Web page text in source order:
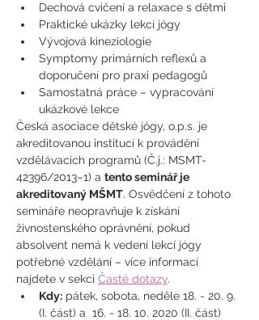
Dechová cvičení a relaxace s dětmi
Praktické ukázky lekcí jógy
Vývojová kineziologie
Symptomy primárních reflexů a
doporučení pro praxi pedagogů
Samostatná práce – vypracování
ukázkové lekce
Česká asociace dětské jógy, o.p.s. je
akreditovanou institucí k provádění
vzdělávacích programů (Č.j.: MSMT-
42396/2013–1) a tento seminář je
akreditovaný MŠMT. Osvědčení z tohoto
semináře neopravňuje k získání
živnostenského oprávnění, pokud
absolvent nemá k vedení lekcí jógy
potřebné vzdělání – více informací
najdete v sekci Časté dotazy.
Kdy: pátek, sobota, neděle 18. - 20. 9.
(I. část) a  16. - 18. 10. 2020 (II. část)